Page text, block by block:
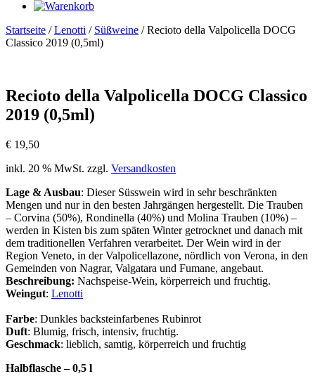
Startseite /Lenotti / Süßweine / Recioto della Valpolicella DOCG
Classico 2019 (0,5ml)
Recioto della Valpolicella DOCG Classico
2019 (0,5ml)
€ 19,50
inkl. 20 % MwSt. zzgl. Versandkosten
Lage & Ausbau: Dieser Süsswein wird in sehr beschränkten
Mengen und nur in den besten Jahrgängen hergestellt. Die Trauben
– Corvina (50%), Rondinella (40%) und Molina Trauben (10%) –
werden in Kisten bis zum späten Winter getrocknet und danach mit
dem traditionellen Verfahren verarbeitet. Der Wein wird in der
Region Veneto, in der Valpolicellazone, nördlich von Verona, in den
Gemeinden von Nagrar, Valgatara und Fumane, angebaut.
Beschreibung: Nachspeise-Wein, körperreich und fruchtig.
Weingut: Lenotti
Farbe: Dunkles backsteinfarbenes Rubinrot
Duft: Blumig, frisch, intensiv, fruchtig.
Geschmack: lieblich, samtig, körperreich und fruchtig
Halbflasche – 0,5 l